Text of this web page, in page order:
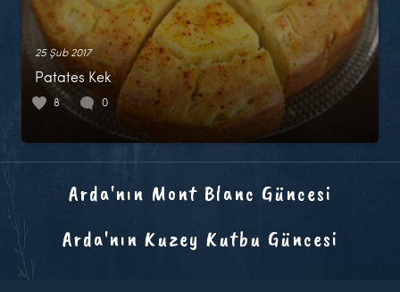
25 Şub 2017
Patates Kek
8 0
Arda'nın Mont Blanc Güncesi
Arda'nın Kuzey Kutbu Güncesi